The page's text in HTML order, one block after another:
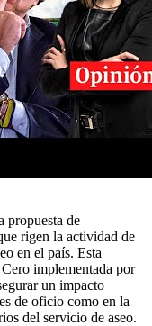
propuesta de
rigen la actividad de
en el país. Esta
implementada por
un impacto
de oficio como en la
del servicio de aseo.